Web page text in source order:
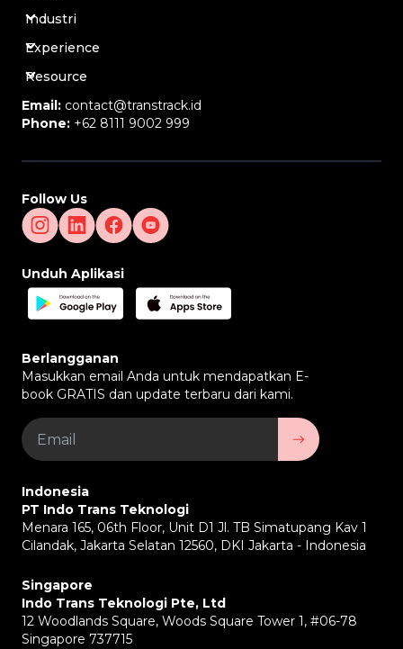
Industri
Experience
Resource
Email: contact@transtrack.id
Phone: +62 8111 9002 999
Follow Us
Unduh Aplikasi
Berlangganan
Masukkan email Anda untuk mendapatkan E-
book GRATIS dan update terbaru dari kami.
Indonesia
PT Indo Trans Teknologi
Menara 165, 06th Floor, Unit D1 Jl. TB Simatupang Kav 1
Cilandak, Jakarta Selatan 12560, DKI Jakarta - Indonesia
Singapore
Indo Trans Teknologi Pte, Ltd
12 Woodlands Square, Woods Square Tower 1, #06-78
Singapore 737715